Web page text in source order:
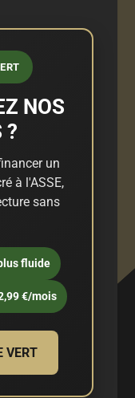
NOS
?
un
à l'ASSE,
sans
fluide
€/mois
VERT